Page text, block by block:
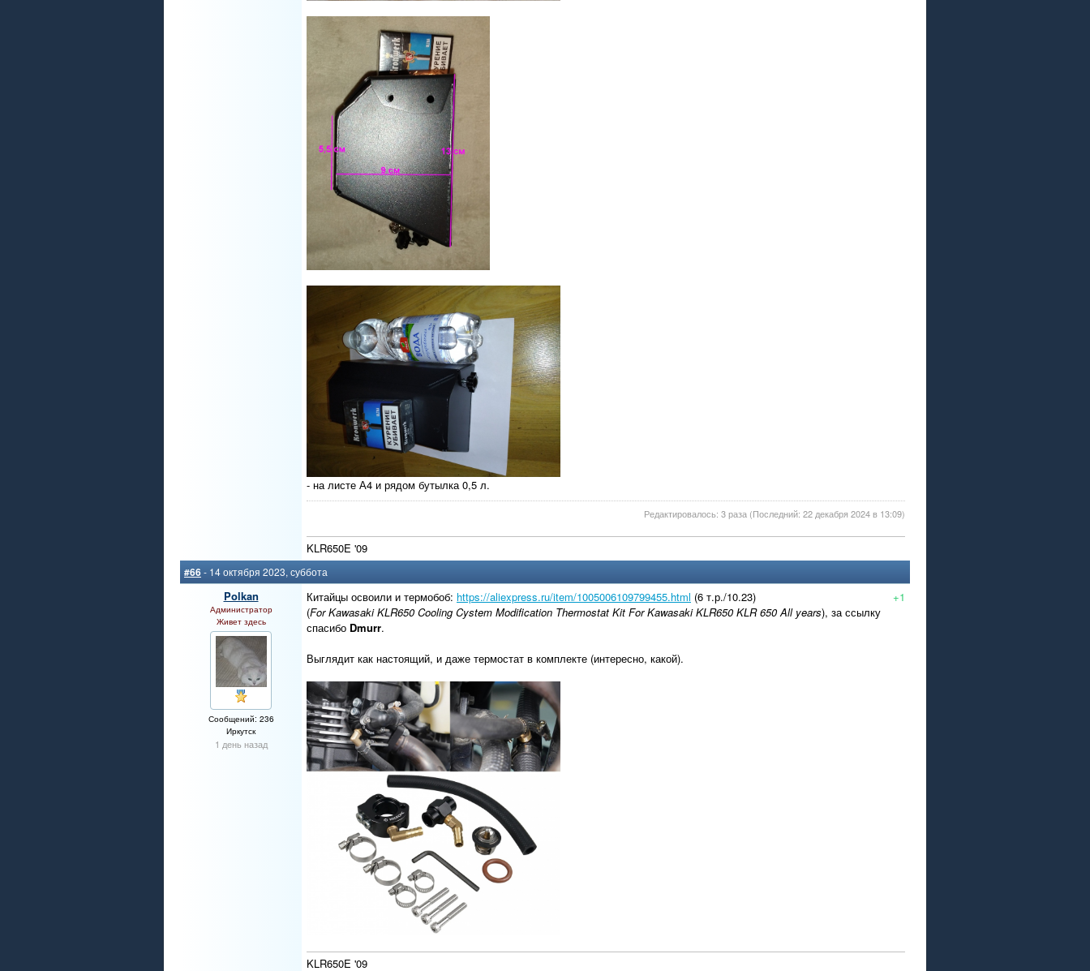
- на листе А4 и рядом бутылка 0,5 л.
Редактировалось: 3 раза (Последний: 22 декабря 2024 в 13:09)
KLR650E '09
#66- 14 октября 2023, суббота
Polkan
Администратор
Живет здесь
Сообщений: 236
Иркутск
1 день назад
+1
Китайцы освоили и термобоб: https://aliexpress.ru/item/1005006109799455.html (6 т.р./10.23)
(For Kawasaki KLR650 Cooling Cystem Modification Thermostat Kit For Kawasaki KLR650 KLR 650 All years), за ссылку
спасибо Dmurr.
Выглядит как настоящий, и даже термостат в комплекте (интересно, какой).
KLR650E '09